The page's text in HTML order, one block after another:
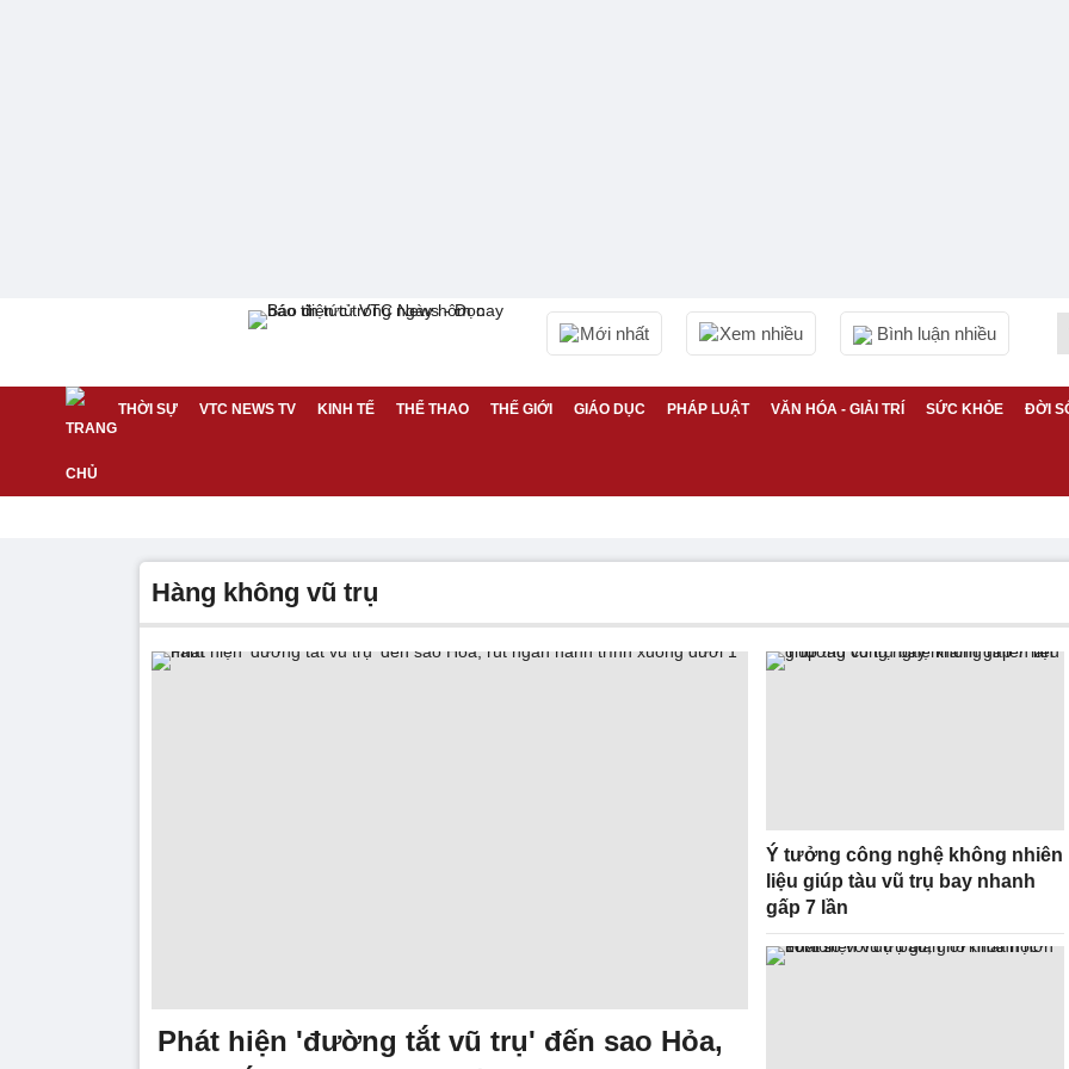
Mới nhất Xem nhiều Bình luận nhiều
THỜI SỰ VTC NEWS TV KINH TẾ THỂ THAO THẾ GIỚI GIÁO DỤC PHÁP LUẬT VĂN HÓA - GIẢI TRÍ SỨC KHỎE ĐỜI
hàng không vũ trụ
Phát hiện 'đường tắt vũ trụ' đến sao Hỏa,
Ý tưởng công nghệ không nhiên
liệu giúp tàu vũ trụ bay nhanh
gấp 7 lần